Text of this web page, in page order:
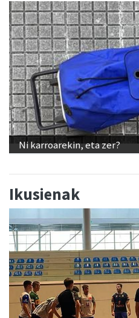
Ni karroarekin, eta zer?
Ikusienak